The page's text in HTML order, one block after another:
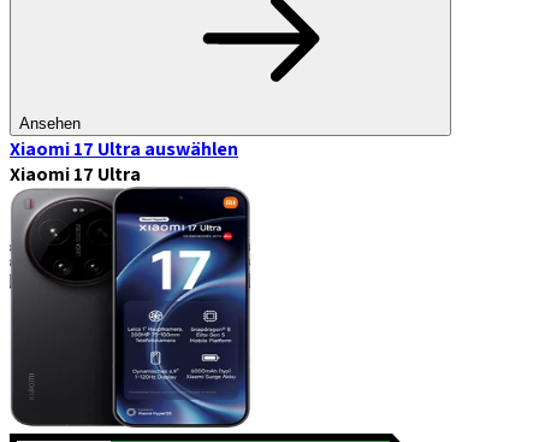
Ansehen
Xiaomi 17 Ultra auswählen
Xiaomi 17 Ultra